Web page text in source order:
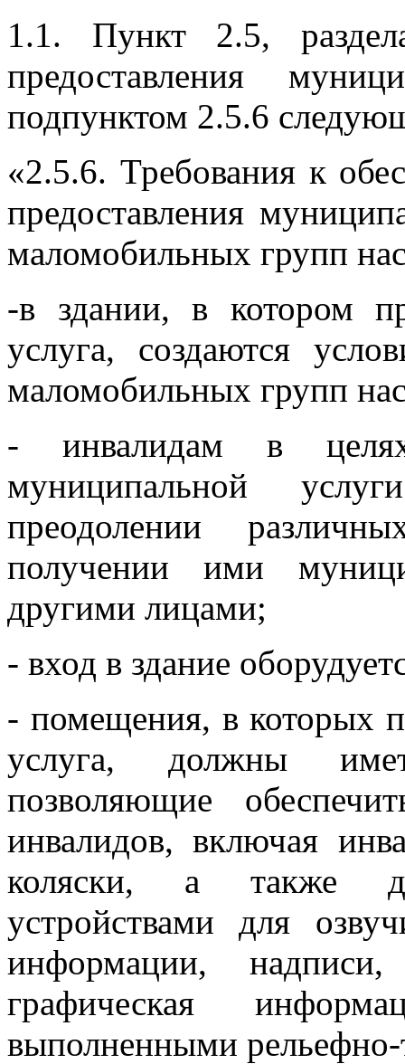
1.1. Пункт 2.5,
предоставления
подпунктом 2.5.6
«2.5.6. Требования к
предоставления
маломобильных групп
-в здании, в котором
услуга, создаются
маломобильных групп
- инвалидам в целях
муниципальной
преодолении
получении ими
другими лицами;
- вход в здание
- помещения, в которых
услуга, должны
позволяющие
инвалидов, включая
коляски, а также
устройствами для
информации,
графическая
выполненными